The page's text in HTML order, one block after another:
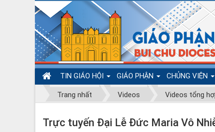
TIN GIÁO HỘI GIÁO PHẬN CHỦNG VIỆN
Trang nhất Videos Videos tổng
Trực tuyến Đại Lễ Đức Maria Vô